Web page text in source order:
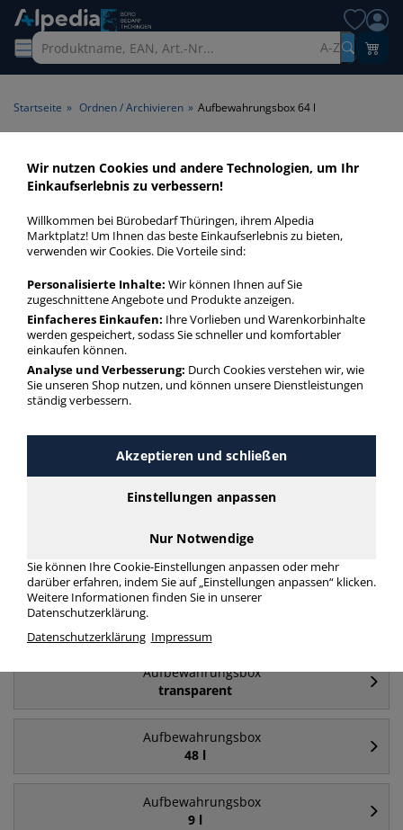
A-Z
Startseite » Ordnen / Archivieren » Aufbewahrungsbox 64 l
Aufbewahrungsbox 64 l >
Volumen 64 l
Transportboxen 64 l in bester Qualität zum günstigen Preis.
Finden Sie schnell Transportboxen 64 l mit unserer Filter-
Aufbewahrungsbox 64 l
mehr Infos zur Kategorie
Aufbewahrungsbox
84 l
Aufbewahrungsbox
64 l
Aufbewahrungsbox
Aufbewahrungsbox
transparent
Aufbewahrungsbox
48 l
Aufbewahrungsbox
9 l
Wir nutzen Cookies und andere Technologien, um Ihr
Einkaufserlebnis zu verbessern!
Willkommen bei Bürobedarf Thüringen, ihrem Alpedia
Marktplatz! Um Ihnen das beste Einkaufserlebnis zu bieten,
verwenden wir Cookies. Die Vorteile sind:
Personalisierte Inhalte: Wir können Ihnen auf Sie
zugeschnittene Angebote und Produkte anzeigen.
Einfacheres Einkaufen: Ihre Vorlieben und Warenkorbinhalte
werden gespeichert, sodass Sie schneller und komfortabler
einkaufen können.
Analyse und Verbesserung: Durch Cookies verstehen wir, wie
Sie unseren Shop nutzen, und können unsere Dienstleistungen
ständig verbessern.
Akzeptieren und schließen
Einstellungen anpassen
Nur Notwendige
Sie können Ihre Cookie-Einstellungen anpassen oder mehr
darüber erfahren, indem Sie auf „Einstellungen anpassen“ klicken.
Weitere Informationen finden Sie in unserer
Datenschutzerklärung.
Datenschutzerklärung Impressum